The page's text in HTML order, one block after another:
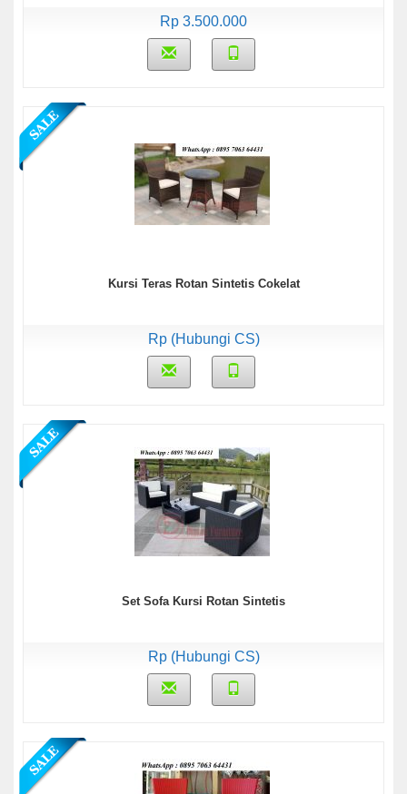
Rp 3.500.000
Kursi Teras Rotan Sintetis Cokelat
Rp (Hubungi CS)
Set Sofa Kursi Rotan Sintetis
Rp (Hubungi CS)